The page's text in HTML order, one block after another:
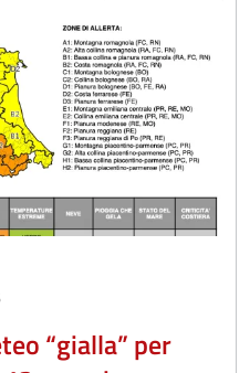
“gialla” per